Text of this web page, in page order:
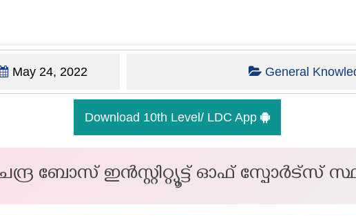
May 24, 2022 General
Download 10th Level/ LDC App
ബോസ് ഇൻസ്റ്റിറ്റ്യൂട്ട് ഓഫ് സ്പോർട്സ്